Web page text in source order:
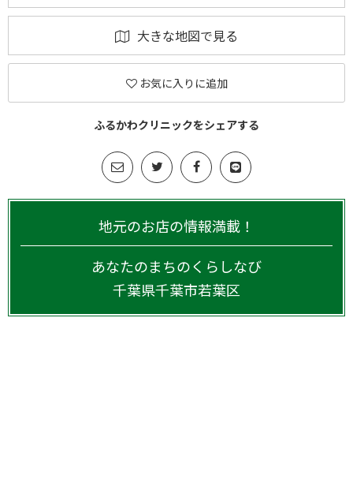
大きな地図で見る
お気に入りに追加
ふるかわクリニックをシェアする
地元のお店の情報満載！
あなたのまちのくらしなび
千葉県千葉市若葉区